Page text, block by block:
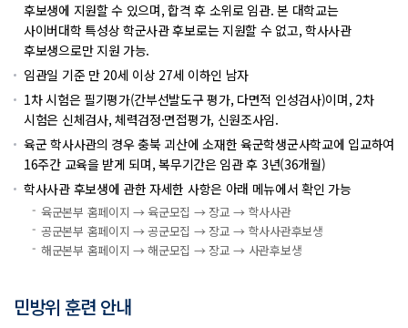
후보생에 지원할 수 있으며, 합격 후 소위로 임관. 본 대학교는
사이버대학 특성상 학군사관 후보로는 지원할 수 없고, 학사사관
후보생으로만 지원 가능.
임관일 기준 만 20세 이상 27세 이하인 남자
1차 시험은 필기평가(간부선발도구 평가, 다면적 인성검사)이며, 2차
시험은 신체검사, 체력검정·면접평가, 신원조사임.
육군 학사사관의 경우 충북 괴산에 소재한 육군학생군사학교에 입교하여
16주간 교육을 받게 되며, 복무기간은 임관 후 3년(36개월)
학사사관 후보생에 관한 자세한 사항은 아래 메뉴에서 확인 가능
육군본부 홈페이지 → 육군모집 → 장교 → 학사사관
공군본부 홈페이지 → 공군모집 → 장교 → 학사사관후보생
해군본부 홈페이지 → 해군모집 → 장교 → 사관후보생
민방위 훈련 안내